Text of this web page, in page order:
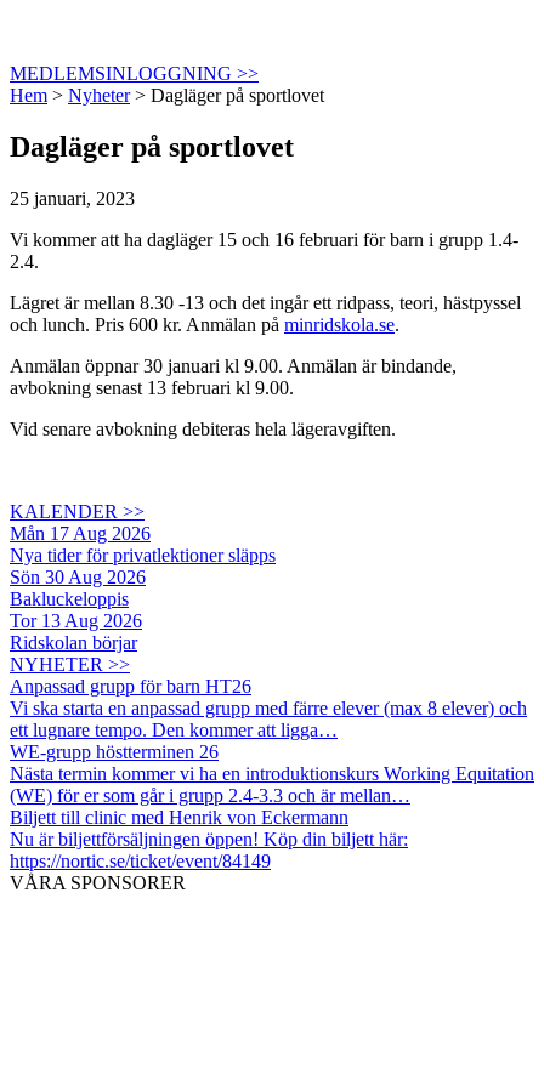
MEDLEMSINLOGGNING >>
Hem > Nyheter> Dagläger på sportlovet
Dagläger på sportlovet
25 januari, 2023
Vi kommer att ha dagläger 15 och 16 februari för barn i grupp 1.4-
2.4.
Lägret är mellan 8.30 -13 och det ingår ett ridpass, teori, hästpyssel
och lunch. Pris 600 kr. Anmälan på minridskola.se.
Anmälan öppnar 30 januari kl 9.00. Anmälan är bindande,
avbokning senast 13 februari kl 9.00.
Vid senare avbokning debiteras hela lägeravgiften.
KALENDER >>
Mån 17 Aug 2026
Nya tider för privatlektioner släpps
Sön 30 Aug 2026
Bakluckeloppis
Tor 13 Aug 2026
Ridskolan börjar
NYHETER >>
Anpassad grupp för barn HT26
Vi ska starta en anpassad grupp med färre elever (max 8 elever) och
ett lugnare tempo. Den kommer att ligga…
WE-grupp höstterminen 26
Nästa termin kommer vi ha en introduktionskurs Working Equitation
(WE) för er som går i grupp 2.4-3.3 och är mellan…
Biljett till clinic med Henrik von Eckermann
Nu är biljettförsäljningen öppen! Köp din biljett här:
https://nortic.se/ticket/event/84149
VÅRA SPONSORER